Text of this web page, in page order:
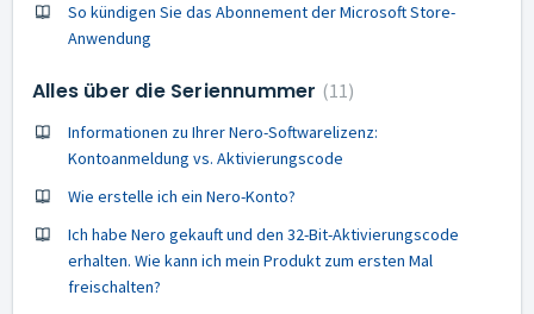
So kündigen Sie das Abonnement der Microsoft Store-
Anwendung
Alles über die Seriennummer 11
Informationen zu Ihrer Nero-Softwarelizenz:
Kontoanmeldung vs. Aktivierungscode
Wie erstelle ich ein Nero-Konto?
Ich habe Nero gekauft und den 32-Bit-Aktivierungscode
erhalten. Wie kann ich mein Produkt zum ersten Mal
freischalten?